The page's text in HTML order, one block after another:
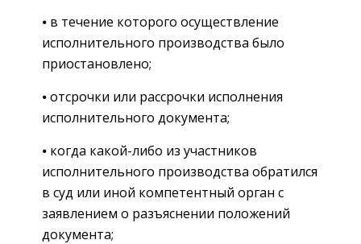
⦁ в течение которого осуществление
исполнительного производства было
приостановлено;
⦁ отсрочки или рассрочки исполнения
исполнительного документа;
⦁ когда какой-либо из участников
исполнительного производства обратился
в суд или иной компетентный орган с
заявлением о разъяснении положений
документа;